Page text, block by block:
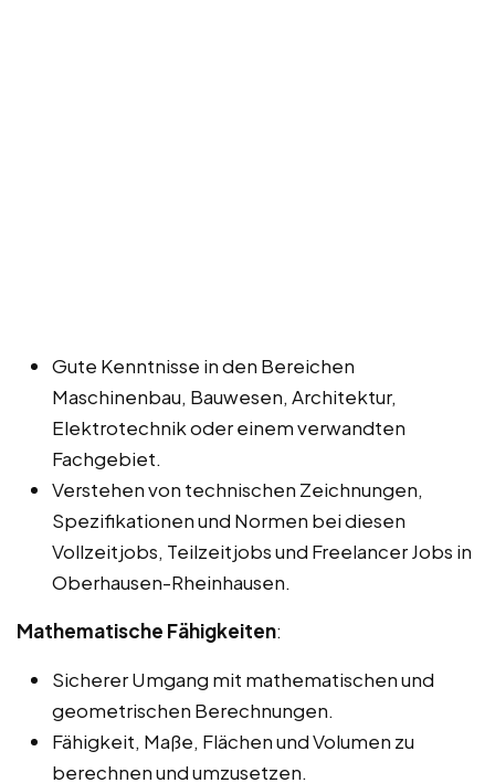
Gute Kenntnisse in den Bereichen
Maschinenbau, Bauwesen, Architektur,
Elektrotechnik oder einem verwandten
Fachgebiet.
Verstehen von technischen Zeichnungen,
Spezifikationen und Normen bei diesen
Vollzeitjobs, Teilzeitjobs und Freelancer Jobs in
Oberhausen-Rheinhausen.
Mathematische Fähigkeiten:
Sicherer Umgang mit mathematischen und
geometrischen Berechnungen.
Fähigkeit, Maße, Flächen und Volumen zu
berechnen und umzusetzen.